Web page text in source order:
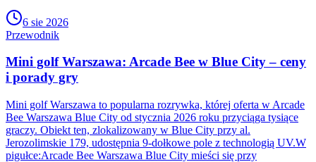
6 sie 2026
Przewodnik
Mini golf Warszawa: Arcade Bee w Blue City – ceny
i porady gry
Mini golf Warszawa to popularna rozrywka, której oferta w Arcade
Bee Warszawa Blue City od stycznia 2026 roku przyciąga tysiące
graczy. Obiekt ten, zlokalizowany w Blue City przy al.
Jerozolimskie 179, udostępnia 9-dołkowe pole z technologią UV.W
pigułce:Arcade Bee Warszawa Blue City mieści się przy